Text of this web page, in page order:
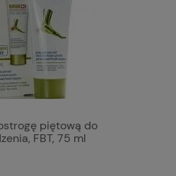
piętową do
FBT, 75 ml